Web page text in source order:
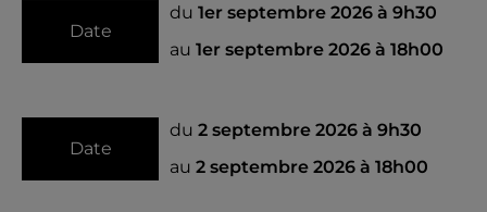
Date
du 1er septembre 2026 à 9h30
au 1er septembre 2026 à 18h00
Date
du 2 septembre 2026 à 9h30
au 2 septembre 2026 à 18h00